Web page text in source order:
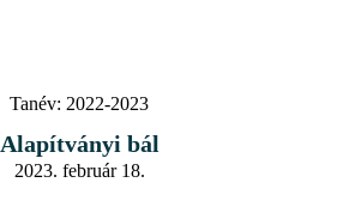
Tanév: 2022-2023
Alapítványi bál
2023. február 18.